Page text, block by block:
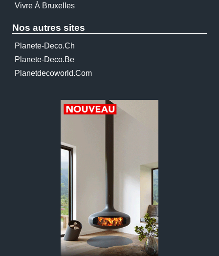
Vivre À Bruxelles
Nos autres sites
Planete-Deco.ch
Planete-Deco.be
Planetdecoworld.com